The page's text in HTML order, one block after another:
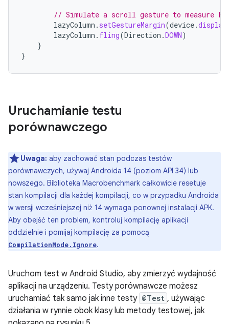
// Simulate a scroll gesture to measure
lazyColumn . setGestureMargin(device.
lazyColumn . fling(Direction .DOWN)
}
}
Uruchamianie testu
porównawczego
Uwaga: aby zachować stan podczas testów
porównawczych, używaj Androida 14 (poziom API 34) lub
nowszego. Biblioteka Macrobenchmark całkowicie resetuje
stan kompilacji dla każdej kompilacji, co w przypadku Androida
w wersji wcześniejszej niż 14 wymaga ponownej instalacji APK.
Aby obejść ten problem, kontroluj kompilację aplikacji
oddzielnie i pomijaj kompilację za pomocą
CompilationMode.Ignore.
Uruchom test w Android Studio, aby zmierzyć wydajność
aplikacji na urządzeniu. Testy porównawcze możesz
uruchamiać tak samo jak inne testy @Test , używając
działania w rynnie obok klasy lub metody testowej, jak